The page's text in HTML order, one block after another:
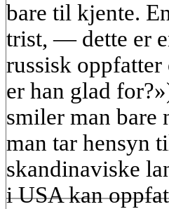
bare til kjente.
trist, — dette er
russisk
er han glad
smiler man bare
man tar hensyn
skandinaviske
i USA kan